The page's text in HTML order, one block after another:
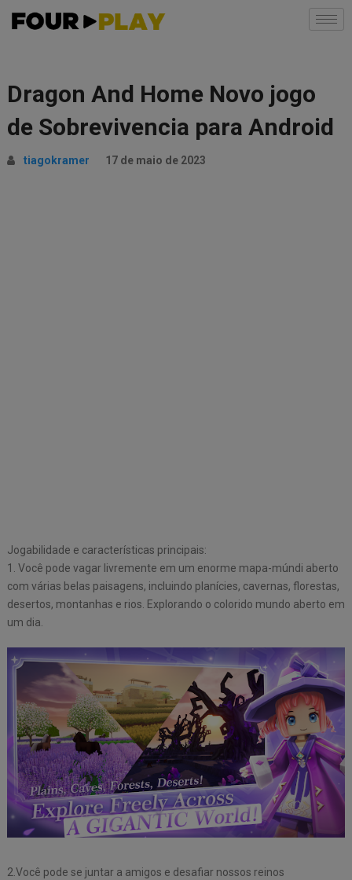
Dragon And Home Novo jogo
de Sobrevivencia para Android
tiagokramer 17 de maio de 2023
Jogabilidade e características principais:
1. Você pode vagar livremente em um enorme mapa-múndi aberto
com várias belas paisagens, incluindo planícies, cavernas, florestas,
desertos, montanhas e rios. Explorando o colorido mundo aberto em
um dia.
2.Você pode se juntar a amigos e desafiar nossos reinos